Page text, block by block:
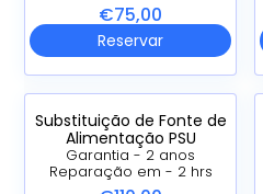
€75,00
Reservar
Substituição de Fonte de
Alimentação PSU
Garantia - 2 anos
Reparação em - 2 hrs